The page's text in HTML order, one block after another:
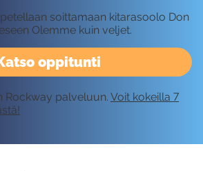
oppitunti
soittamaan kitarasoolo Don
Olemme kuin veljet.
Rockway palveluun. Voit kokeilla 7